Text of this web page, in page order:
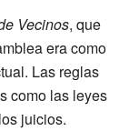
Vecinos, que
era como
Las reglas
como las leyes
juicios.